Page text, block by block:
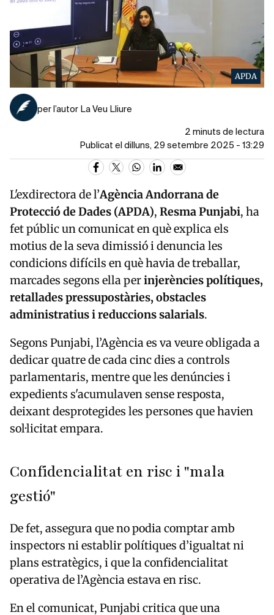
APDA
per l’autor La Veu Lliure
2 minuts de lectura
Publicat el dilluns, 29 setembre 2025 - 13:29
L'exdirectora de l’Agència Andorrana de
Protecció de Dades (APDA), Resma Punjabi, ha
fet públic un comunicat en què explica els
motius de la seva dimissió i denuncia les
condicions difícils en què havia de treballar,
marcades segons ella perinjerències polítiques,
retallades pressupostàries, obstacles
administratius i reduccions salarials.
Segons Punjabi, l’Agència es va veure obligada a
dedicar quatre de cada cinc dies a controls
parlamentaris, mentre que les denúncies i
expedients s'acumulaven sense resposta,
deixant desprotegides les persones que havien
sol·licitat empara.
Confidencialitat en risc i "mala
gestió"
De fet, assegura que no podia comptar amb
inspectors ni establir polítiques d’igualtat ni
plans estratègics, i que la confidencialitat
operativa de l’Agència estava en risc.
En el comunicat, Punjabi critica que una